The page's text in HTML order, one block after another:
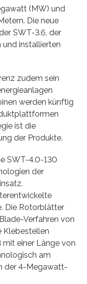
(MW) und
Die neue
SWT-3.6, der
installierten
zudem sein
werden künftig
ist die
der Produkte.
SWT-4.0-130
der
Die Rotorblätter
Verfahren von
Klebestellen
einer Länge von
am
der 4-Megawatt-